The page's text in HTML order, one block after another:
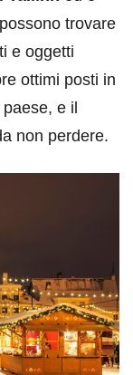
trovare
e oggetti
ottimi posti in
e il
non perdere.